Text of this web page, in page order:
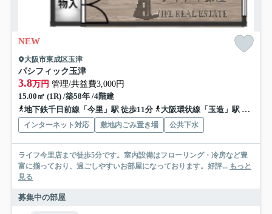
NEW
大阪市東成区玉津
パシフィック玉津
3.8万円 管理/共益費3,000円
15.00㎡ (1R) /築58年 /4階建
地下鉄千日前線「今里」駅 徒歩11分
大阪環状線「玉造」駅 徒歩11分
インターネット対応 敷地内ごみ置き場 公共下水
ライフ今里店まで徒歩5分です。室内設備はフローリング・冷房など豊
富に揃っており、過ごしやすいお部屋になっております。好評... もっと
見る
募集中の部屋